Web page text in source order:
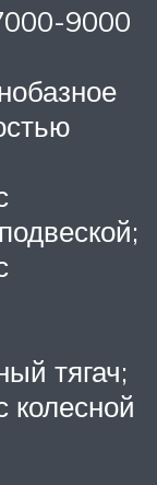
9000
тягач;